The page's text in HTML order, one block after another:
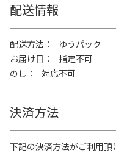
配送情報
配送方法
ゆうパック
お届け日
指定不可
のし
対応不可
決済方法
下記の決済方法がご利用頂